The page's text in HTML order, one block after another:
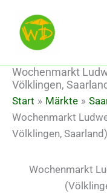
Inhalt
springen
Wochenmarkt
Völklingen,
Start Märkte
Wochenmarkt
Völklingen, Saarland)
Wochenmarkt